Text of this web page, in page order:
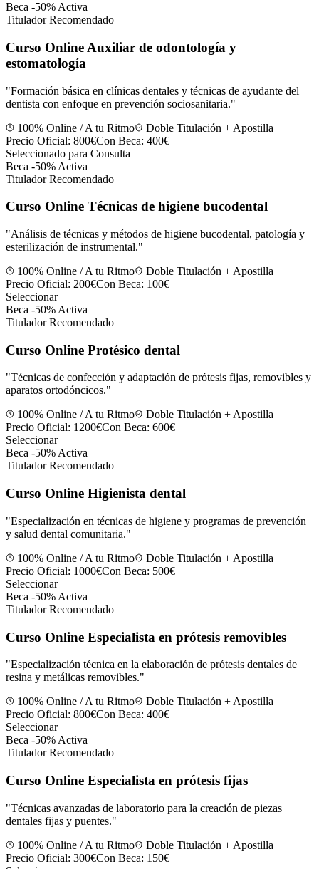
Beca -50% Activa
Titulador Recomendado
Curso Online Auxiliar de odontología y
estomatología
"Formación básica en clínicas dentales y técnicas de ayudante del
dentista con enfoque en prevención sociosanitaria."
100% Online / A tu Ritmo
Doble Titulación + Apostilla
Precio Oficial: 800€Con Beca: 400€
Seleccionado para Consulta
Beca -50% Activa
Titulador Recomendado
Curso Online Técnicas de higiene bucodental
"Análisis de técnicas y métodos de higiene bucodental, patología y
esterilización de instrumental."
100% Online / A tu Ritmo
Doble Titulación + Apostilla
Precio Oficial: 200€Con Beca: 100€
Seleccionar
Beca -50% Activa
Titulador Recomendado
Curso Online Protésico dental
"Técnicas de confección y adaptación de prótesis fijas, removibles y
aparatos ortodóncicos."
100% Online / A tu Ritmo
Doble Titulación + Apostilla
Precio Oficial: 1200€Con Beca: 600€
Seleccionar
Beca -50% Activa
Titulador Recomendado
Curso Online Higienista dental
"Especialización en técnicas de higiene y programas de prevención
y salud dental comunitaria."
100% Online / A tu Ritmo
Doble Titulación + Apostilla
Precio Oficial: 1000€Con Beca: 500€
Seleccionar
Beca -50% Activa
Titulador Recomendado
Curso Online Especialista en prótesis removibles
"Especialización técnica en la elaboración de prótesis dentales de
resina y metálicas removibles."
100% Online / A tu Ritmo
Doble Titulación + Apostilla
Precio Oficial: 800€Con Beca: 400€
Seleccionar
Beca -50% Activa
Titulador Recomendado
Curso Online Especialista en prótesis fijas
"Técnicas avanzadas de laboratorio para la creación de piezas
dentales fijas y puentes."
100% Online / A tu Ritmo
Doble Titulación + Apostilla
Precio Oficial: 300€Con Beca: 150€